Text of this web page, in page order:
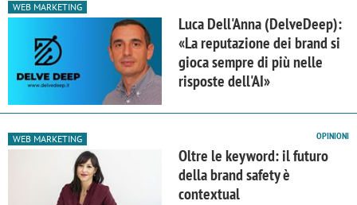
WEB MARKETING
Luca Dell'Anna (DelveDeep):
«La reputazione dei brand si
gioca sempre di più nelle
risposte dell'AI»
WEB MARKETING OPINIONI
Oltre le keyword: il futuro
della brand safety è
contextual